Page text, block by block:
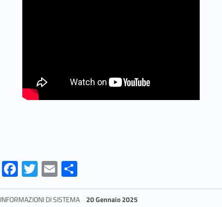
Fa
ce
b
T
w
itt
E
m
ai
h
ar
INFORMAZIONI DI SISTEMA 20 Gennaio 2025